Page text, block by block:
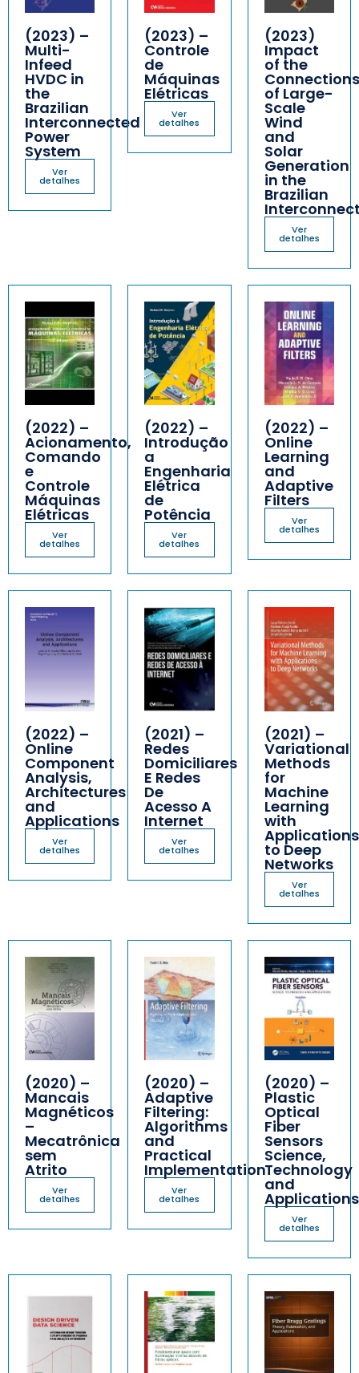
(2023) –
Multi-
Infeed
HVDC in
the
Brazilian
Interconnected
Power
System
Ver
detalhes
(2023) –
Controle
de
Máquinas
Elétricas
Ver
detalhes
(2023)
Impact
of the
Connections
of Large-
Scale
Wind
and
Solar
Generation
in the
Brazilian
Ver
detalhes
(2022) –
Acionamento,
Comando
e
Controle
Máquinas
Elétricas
Ver
detalhes
(2022) –
Introdução
a
Engenharia
Elétrica
de
Potência
Ver
detalhes
(2022) –
Online
Learning
and
Adaptive
Filters
Ver
detalhes
(2022) –
Online
Component
Analysis,
Architectures
and
Applications
Ver
detalhes
(2021) –
Redes
Domiciliares
E Redes
De
Acesso A
Internet
Ver
detalhes
(2021) –
Variational
Methods
for
Machine
Learning
with
Applications
to Deep
Networks
Ver
detalhes
(2020) –
Mancais
Magnéticos
–
Mecatrônica
sem
Atrito
Ver
detalhes
(2020) –
Adaptive
Filtering:
Algorithms
and
Practical
Implementation
Ver
detalhes
(2020) –
Plastic
Optical
Fiber
Sensors
Science,
Technology
and
Applications
Ver
detalhes